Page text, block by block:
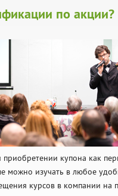
по акции?
купона как
можно изучать в любое
курсов в компании